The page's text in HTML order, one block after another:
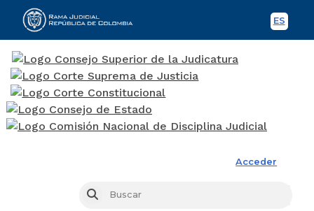
ES
Acceder
Buscar